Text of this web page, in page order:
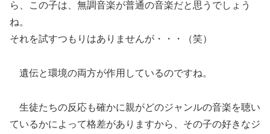
ら、この子は、無調音楽が普通の音楽だと思うでしょう
ね。
それを試すつもりはありませんが・・・（笑）
遺伝と環境の両方が作用しているのですね。
生徒たちの反応も確かに親がどのジャンルの音楽を聴い
ているかによって格差がありますから、その子の好きなジ